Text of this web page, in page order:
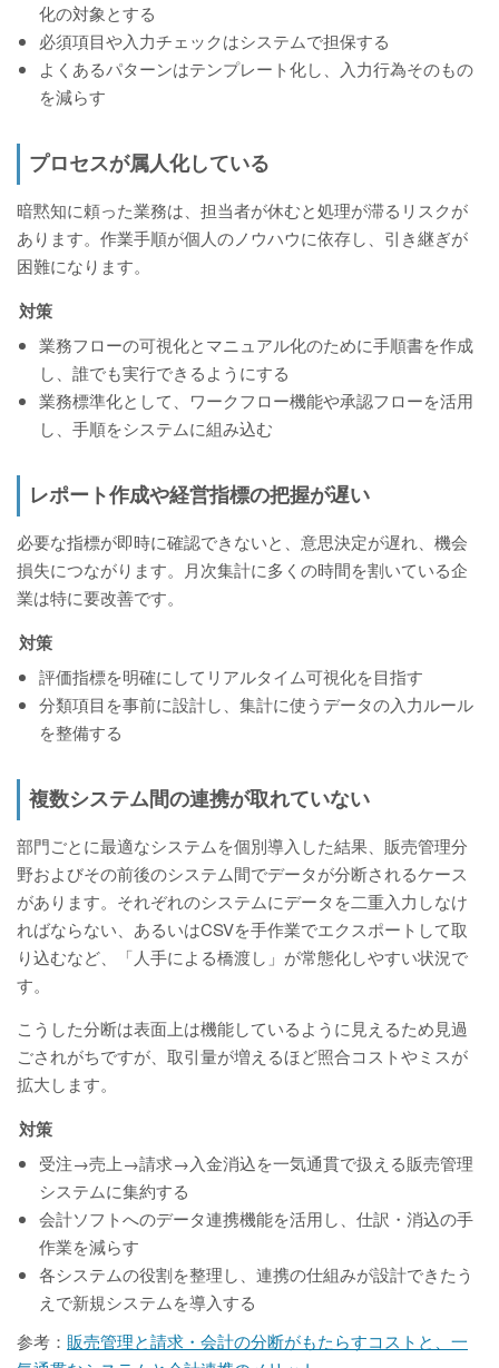
化の対象とする
必須項目や入力チェックはシステムで担保する
よくあるパターンはテンプレート化し、入力行為そのもの
を減らす
プロセスが属人化している
暗黙知に頼った業務は、担当者が休むと処理が滞るリスクが
あります。作業手順が個人のノウハウに依存し、引き継ぎが
困難になります。
対策
業務フローの可視化とマニュアル化のために手順書を作成
し、誰でも実行できるようにする
業務標準化として、ワークフロー機能や承認フローを活用
し、手順をシステムに組み込む
レポート作成や経営指標の把握が遅い
必要な指標が即時に確認できないと、意思決定が遅れ、機会
損失につながります。月次集計に多くの時間を割いている企
業は特に要改善です。
対策
評価指標を明確にしてリアルタイム可視化を目指す
分類項目を事前に設計し、集計に使うデータの入力ルール
を整備する
複数システム間の連携が取れていない
部門ごとに最適なシステムを個別導入した結果、販売管理分
野およびその前後のシステム間でデータが分断されるケース
があります。それぞれのシステムにデータを二重入力しなけ
ればならない、あるいはCSVを手作業でエクスポートして取
り込むなど、「人手による橋渡し」が常態化しやすい状況で
す。
こうした分断は表面上は機能しているように見えるため見過
ごされがちですが、取引量が増えるほど照合コストやミスが
拡大します。
対策
受注→売上→請求→入金消込を一気通貫で扱える販売管理
システムに集約する
会計ソフトへのデータ連携機能を活用し、仕訳・消込の手
作業を減らす
各システムの役割を整理し、連携の仕組みが設計できたう
えで新規システムを導入する
参考： 販売管理と請求・会計の分断がもたらすコストと、一